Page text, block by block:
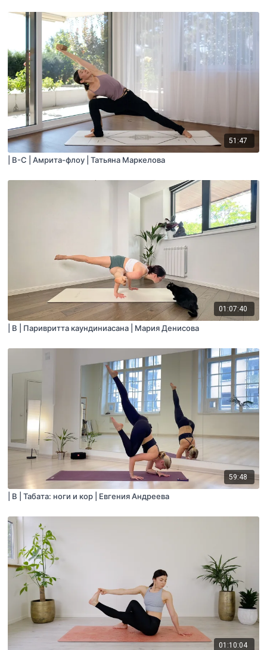
51:47
| B-C | Амрита-флоу | Татьяна Маркелова
01:07:40
| B | Паривритта каундиниасана | Мария Денисова
59:48
| B | Табата: ноги и кор | Евгения Андреева
01:10:04